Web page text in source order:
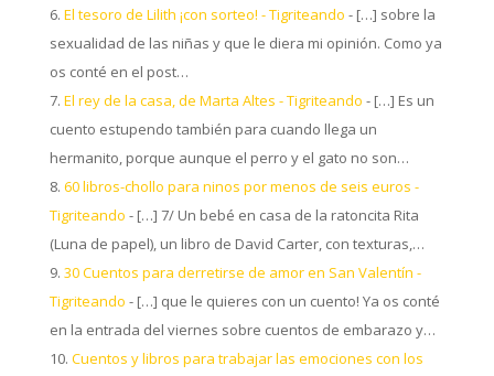
El tesoro de Lilith ¡con sorteo! - Tigriteando - […] sobre la
sexualidad de las niñas y que le diera mi opinión. Como ya
os conté en el post…
El rey de la casa, de Marta Altes - Tigriteando - […] Es un
cuento estupendo también para cuando llega un
hermanito, porque aunque el perro y el gato no son…
60 libros-chollo para ninos por menos de seis euros -
Tigriteando - […] 7/ Un bebé en casa de la ratoncita Rita
(Luna de papel), un libro de David Carter, con texturas,…
30 Cuentos para derretirse de amor en San Valentín -
Tigriteando - […] que le quieres con un cuento! Ya os conté
en la entrada del viernes sobre cuentos de embarazo y…
Cuentos y libros para trabajar las emociones con los